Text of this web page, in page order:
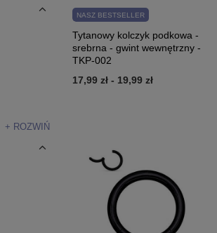
+ ROZWIŃ
NASZ BESTSELLER
Tytanowy kolczyk podkowa -
srebrna - gwint wewnętrzny -
TKP-002
17,99 zł - 19,99 zł